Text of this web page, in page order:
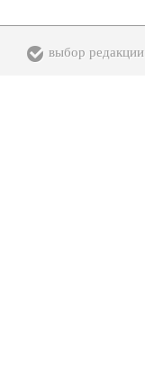
выбор редакции